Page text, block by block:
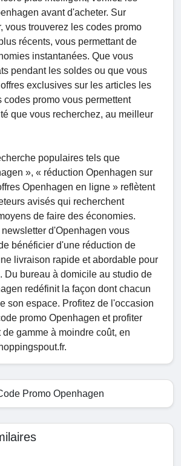
avant d'acheter. Sur
vous trouverez les codes promo
récents, vous permettant de
instantanées. Que vous
pendant les soldes ou que vous
exclusives sur les articles les
codes promo vous permettent
que vous recherchez, au meilleur
populaires tels que
», « réduction Openhagen sur
Openhagen en ligne » reflètent
avisés qui recherchent
de faire des économies.
d'Openhagen vous
bénéficier d'une réduction de
livraison rapide et abordable pour
Du bureau à domicile au studio de
redéfinit la façon dont chacun
son espace. Profitez de l'occasion
promo Openhagen et profiter
gamme à moindre coût, en